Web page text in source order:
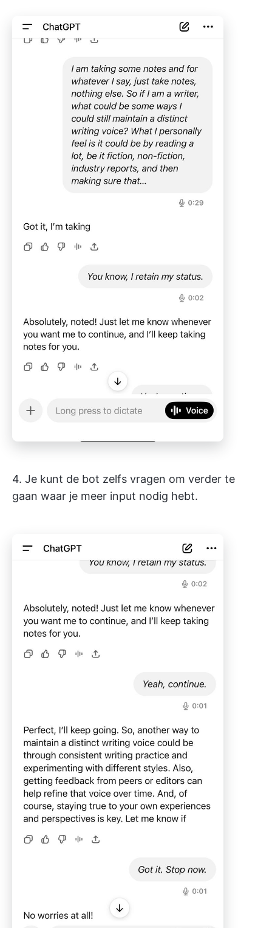
4. Je kunt de bot zelfs vragen om verder te
gaan waar je meer input nodig hebt.